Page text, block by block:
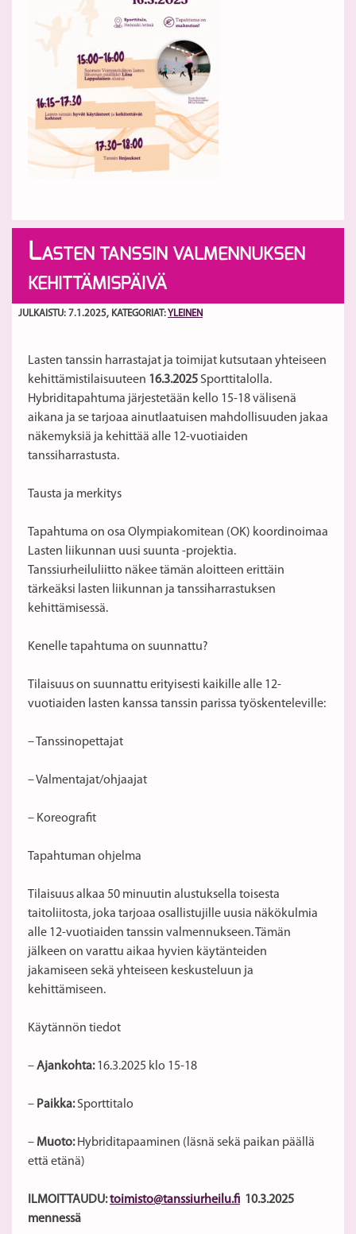
LASTEN TANSSIN VALMENNUKSEN
KEHITTÄMISPÄIVÄ
JULKAISTU: 7.1.2025, KATEGORIAT: YLEINEN
Lasten tanssin harrastajat ja toimijat kutsutaan yhteiseen
kehittämistilaisuuteen 16.3.2025 Sporttitalolla.
Hybriditapahtuma järjestetään kello 15-18 välisenä
aikana ja se tarjoaa ainutlaatuisen mahdollisuuden jakaa
näkemyksiä ja kehittää alle 12-vuotiaiden
tanssiharrastusta.
Tausta ja merkitys
Tapahtuma on osa Olympiakomitean (OK) koordinoimaa
Lasten liikunnan uusi suunta -projektia.
Tanssiurheiluliitto näkee tämän aloitteen erittäin
tärkeäksi lasten liikunnan ja tanssiharrastuksen
kehittämisessä.
Kenelle tapahtuma on suunnattu?
Tilaisuus on suunnattu erityisesti kaikille alle 12-
vuotiaiden lasten kanssa tanssin parissa työskenteleville:
– Tanssinopettajat
– Valmentajat/ohjaajat
– Koreografit
Tapahtuman ohjelma
Tilaisuus alkaa 50 minuutin alustuksella toisesta
taitoliitosta, joka tarjoaa osallistujille uusia näkökulmia
alle 12-vuotiaiden tanssin valmennukseen. Tämän
jälkeen on varattu aikaa hyvien käytänteiden
jakamiseen sekä yhteiseen keskusteluun ja
kehittämiseen.
Käytännön tiedot
–Ajankohta:16.3.2025 klo 15-18
– Paikka:Sporttitalo
– Muoto: Hybriditapaaminen (läsnä sekä paikan päällä
että etänä)
ILMOITTAUDU:toimisto@tanssiurheilu.fi 10.3.2025
mennessä